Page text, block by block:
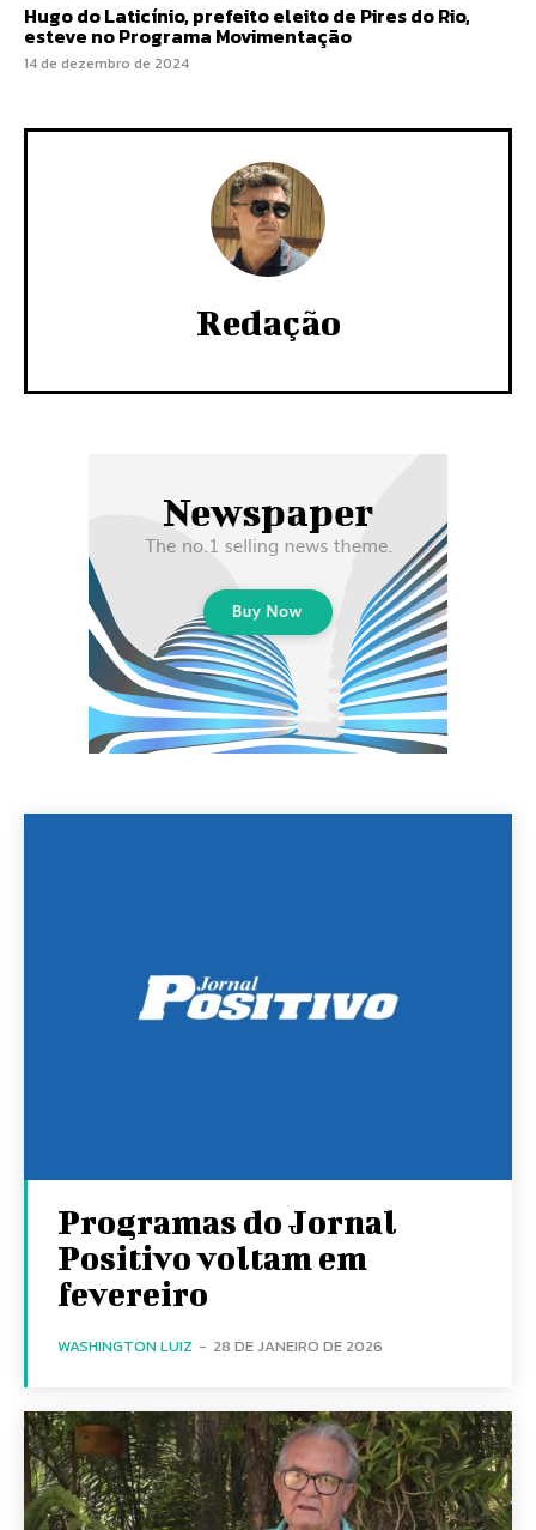
Hugo do Laticínio, prefeito eleito de Pires do Rio,
esteve no Programa Movimentação
14 de dezembro de 2024
Redação
Programas do Jornal
Positivo voltam em
fevereiro
WASHINGTON LUIZ - 28 DE JANEIRO DE 2026